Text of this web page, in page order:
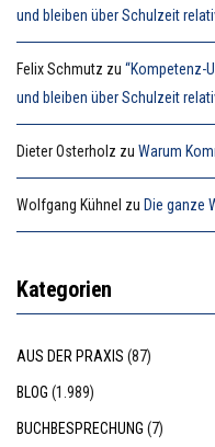
und bleiben über Schulzeit
Felix Schmutz zu “Kompetenz-
und bleiben über Schulzeit
Dieter Osterholz zu Warum
Wolfgang Kühnel zu Die ganze
Kategorien
AUS DER PRAXIS (87)
BLOG (1.989)
BUCHBESPRECHUNG (7)